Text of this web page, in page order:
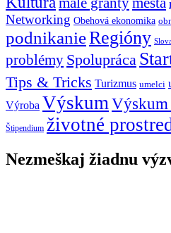
Networking Obehová ekonomika
podnikanieRegióny
problémy Spolupráca
Tips & Tricks Turizmus umelci
Výroba Výskum
Štipendium životné
Nezmeškaj žiadnu